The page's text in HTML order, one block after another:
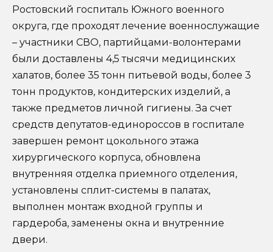
Ростовский госпиталь Южного военного
округа, где проходят лечение военнослужащие
– участники СВО, партийцами-волонтерами
были доставлены 4,5 тысячи медицинских
халатов, более 35 тонн питьевой воды, более 3
тонн продуктов, кондитерских изделий, а
также предметов личной гигиены. За счет
средств депутатов-единороссов в госпитале
завершен ремонт цокольного этажа
хирургического корпуса, обновлена
внутренняя отделка приемного отделения,
установлены сплит-системы в палатах,
выполнен монтаж входной группы и
гардероба, заменены окна и внутренние
двери.